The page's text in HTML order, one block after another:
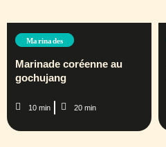
Marinades
Marinade coréenne au
gochujang
10 min 20 min